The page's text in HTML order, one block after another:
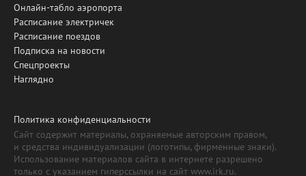
Онлайн-табло аэропорта
Расписание электричек
Расписание поездов
Подписка на новости
Спецпроекты
Наглядно
Политика конфиденциальности
Сайт содержит материалы, охраняемые авторским правом,
и средства индивидуализации (логотипы, фирменные знаки).
Использование материалов сайта в интернете разрешено
только с указанием гиперссылки на сайт www.irk.ru.